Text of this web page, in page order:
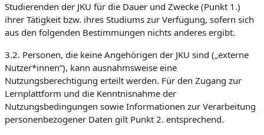
Studierenden der JKU für die Dauer und Zwecke (Punkt 1.)
ihrer Tätigkeit bzw. ihres Studiums zur Verfügung, sofern sich
aus den folgenden Bestimmungen nichts anderes ergibt.
3.2. Personen, die keine Angehörigen der JKU sind („externe
Nutzer*innen“), kann ausnahmsweise eine
Nutzungsberechtigung erteilt werden. Für den Zugang zur
Lernplattform und die Kenntnisnahme der
Nutzungsbedingungen sowie Informationen zur Verarbeitung
personenbezogener Daten gilt Punkt 2. entsprechend.